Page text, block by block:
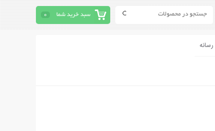
سبد خرید شما 0